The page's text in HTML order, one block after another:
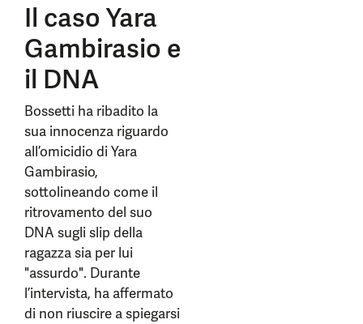
Il caso Yara
Gambirasio e
il DNA
Bossetti ha ribadito la
sua innocenza riguardo
all’omicidio di Yara
Gambirasio,
sottolineando come il
ritrovamento del suo
DNA sugli slip della
ragazza sia per lui
"assurdo". Durante
l’intervista, ha affermato
di non riuscire a spiegarsi